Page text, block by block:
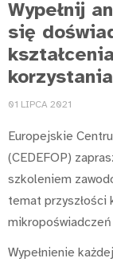
Wypełnij
się
01 LIPCA 2021
Europejskie
(CEDEFOP)
szkoleniem
temat przyszłości
Wypełnienie